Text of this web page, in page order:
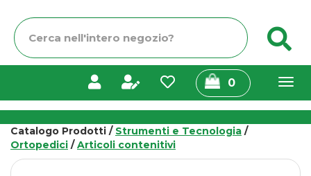
Cerca
Prodotto
0prodotti
inseriti
Catalogo Prodotti / Strumenti e Tecnologia /
Ortopedici /Articoli contenitivi